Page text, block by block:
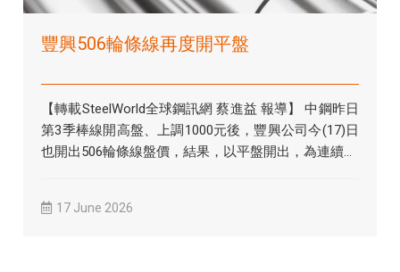
豐興506輪條線再度開平盤
【轉載SteelWorld全球鋼訊網 蔡進益 報導】 中鋼昨日
第3季棒線開高盤、上調1000元後，豐興公司今(17)日
也開出506輪條線盤價，結果，以平盤開出，為連續...
17 June 2026